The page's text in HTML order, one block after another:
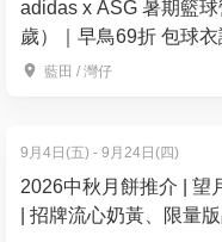
adidas x ASG 暑期籃
歲）｜早鳥69折 包球
個月籃球經驗的學員｜
藍田 / 灣仔
9月4日(五) - 9月24日(四)
2026中秋月餅推介 | 望
| 招牌流心奶黃、限量